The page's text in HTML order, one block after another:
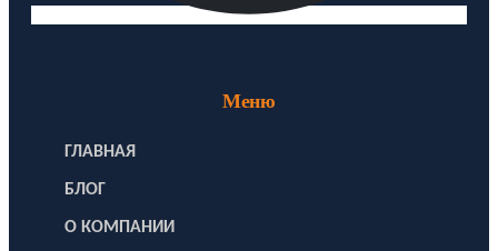
Меню
ГЛАВНАЯ
БЛОГ
О КОМПАНИИ